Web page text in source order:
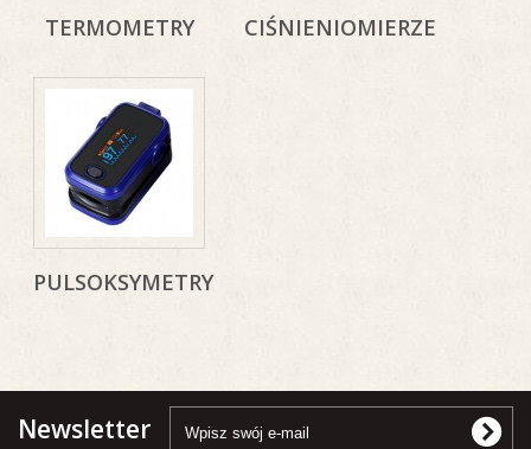
TERMOMETRY CIŚNIENIOMIERZE
PULSOKSYMETRY
Newsletter